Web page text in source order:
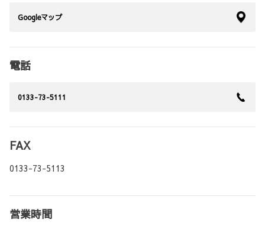
Googleマップ
電話
0133-73-5111
FAX
0133-73-5113
営業時間